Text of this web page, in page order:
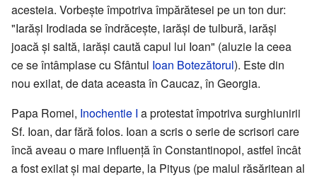
acesteia. Vorbește împotriva împărătesei pe un ton dur:
"Iarăși Irodiada se îndrăcește, iarăși de tulbură, iarăși
joacă și saltă, iarăși caută capul lui Ioan" (aluzie la ceea
ce se întâmplase cu Sfântul Ioan Botezătorul). Este din
nou exilat, de data aceasta în Caucaz, în Georgia.
Papa Romei, Inochentie I a protestat împotriva surghiunirii
Sf. Ioan, dar fără folos. Ioan a scris o serie de scrisori care
încă aveau o mare influență în Constantinopol, astfel încât
a fost exilat și mai departe, la Pityus (pe malul răsăritean al